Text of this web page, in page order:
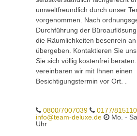
umweltfreundlich durch unser
vorgenommen. Nach
Durchführung der
die Räumlichkeiten besenrein an
übergeben. Kontaktieren Sie
Sie sich völlig kostenfrei
vereinbaren wir mit Ihnen einen
Besichtigungstermin vor Ort. .
0800/7007039
0177/
info@team-deluxe.de
Mo. -
Uhr